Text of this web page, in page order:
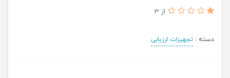
از 3
دسته : تجهیزات ارزیابی